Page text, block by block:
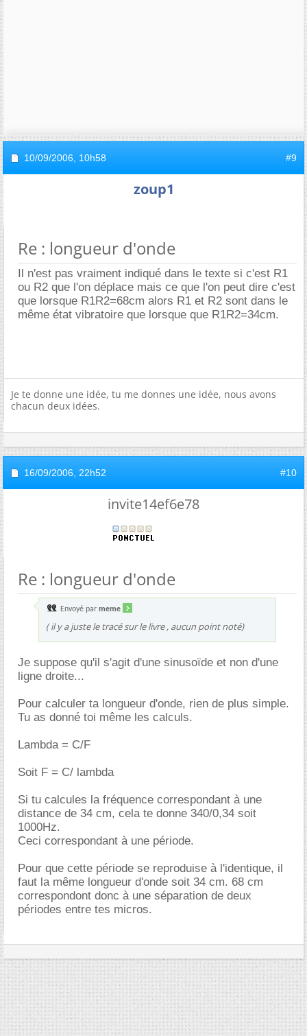
10/09/2006, 10h58 #9
zoup1
Re : longueur d'onde
Il n'est pas vraiment indiqué dans le texte si c'est R1
ou R2 que l'on déplace mais ce que l'on peut dire c'est
que lorsque R1R2=68cm alors R1 et R2 sont dans le
même état vibratoire que lorsque que R1R2=34cm.
Je te donne une idée, tu me donnes une idée, nous avons
chacun deux idées.
16/09/2006, 22h52 #10
invite14ef6e78
Re : longueur d'onde
Envoyé par meme
( il y a juste le tracé sur le livre , aucun point noté)
Je suppose qu'il s'agit d'une sinusoïde et non d'une
ligne droite...
Pour calculer ta longueur d'onde, rien de plus simple.
Tu as donné toi même les calculs.
Lambda = C/F
Soit F = C/ lambda
Si tu calcules la fréquence correspondant à une
distance de 34 cm, cela te donne 340/0,34 soit
1000Hz.
Ceci correspondant à une période.
Pour que cette période se reproduise à l'identique, il
faut la même longueur d'onde soit 34 cm. 68 cm
correspondont donc à une séparation de deux
périodes entre tes micros.